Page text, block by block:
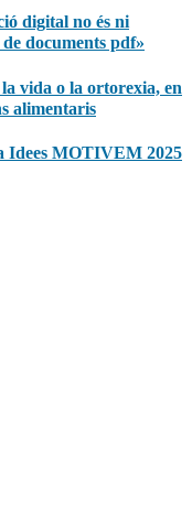
digital no és ni
documents pdf»
vida o la ortorexia, en
alimentaris
Idees MOTIVEM 2025